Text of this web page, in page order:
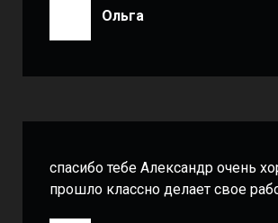
Ольга
спасибо тебе Александр очень
прошло классно делает свое